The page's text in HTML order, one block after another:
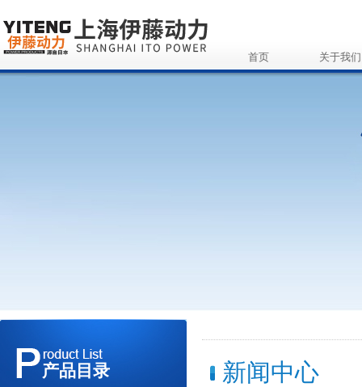
首页 关于我们
产品目录 新闻中心